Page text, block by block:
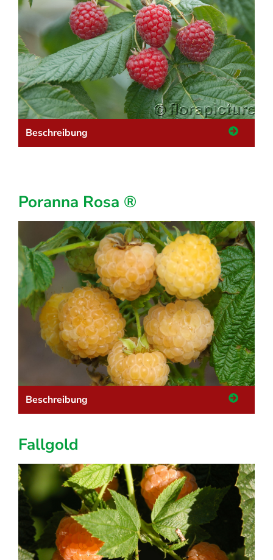
Beschreibung
Poranna Rosa ®
Beschreibung
Fallgold